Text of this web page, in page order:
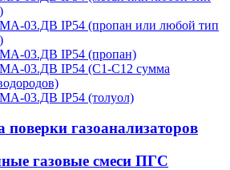
03.ДВ IP54 (пропан или любой тип
03.ДВ IP54 (пропан)
03.ДВ IP54 (С1-С12 сумма
03.ДВ IP54 (толуол)
поверки газоанализаторов
газовые смеси ПГС